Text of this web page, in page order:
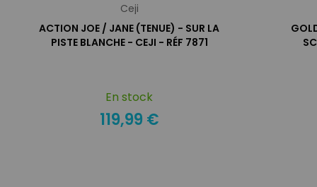
Ceji
ACTION JOE / JANE (TENUE) - SUR LA
PISTE BLANCHE - CEJI - RÉF 7871
En stock
119,99 €